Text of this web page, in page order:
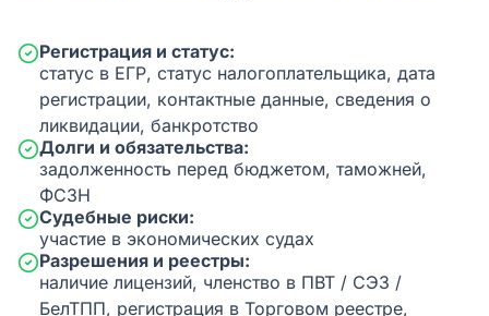
Регистрация и статус:
статус в ЕГР, статус налогоплательщика, дата
регистрации, контактные данные, сведения о
ликвидации, банкротство
Долги и обязательства:
задолженность перед бюджетом, таможней,
ФСЗН
Судебные риски:
участие в экономических судах
Разрешения и реестры:
наличие лицензий, членство в ПВТ / СЭЗ /
БелТПП, регистрация в Торговом реестре,